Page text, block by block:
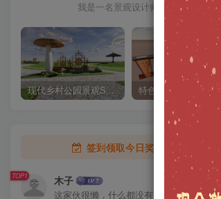
我是一名景观设计师
现代乡村公园景观SU模型下载 特色廊架003 SU模型 素材ID：0101110011
签到领取今日奖励
TOP1 木子